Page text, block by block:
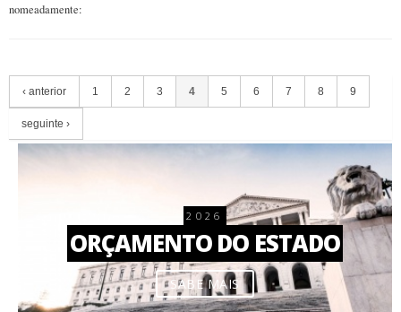
nomeadamente:
‹ anterior 1 2 3 4 5 6 7 8 9
seguinte ›
2026
ORÇAMENTO DO ESTADO
SABE MAIS